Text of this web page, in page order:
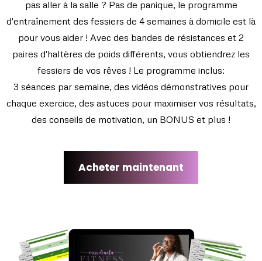
pas aller à la salle ? Pas de panique, le programme
d'entraînement des fessiers de 4 semaines à domicile est là
pour vous aider ! Avec des bandes de résistances et 2
paires d'haltères de poids différents, vous obtiendrez les
fessiers de vos rêves ! Le programme inclus:
3 séances par semaine, des vidéos démonstratives pour
chaque exercice, des astuces pour maximiser vos résultats,
des conseils de motivation, un BONUS et plus !
Acheter maintenant